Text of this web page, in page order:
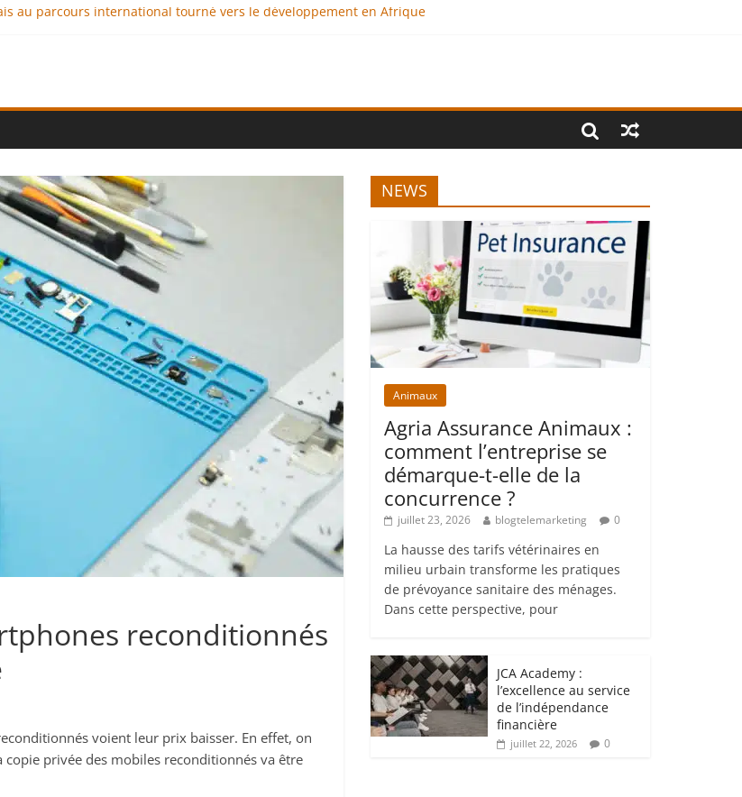
au parcours international tourné vers le développement en Afrique
de l’indépendance financière
comme moteur de coopération internationale
reconditionnés
voient leur prix baisser. En effet, on
privée des mobiles reconditionnés va être
NEWS
Animaux
Agria Assurance Animaux :
comment l’entreprise se
démarque-t-elle de la
concurrence ?
juillet 23, 2026 blogtelemarketing 0
La hausse des tarifs vétérinaires en
milieu urbain transforme les pratiques
de prévoyance sanitaire des ménages.
Dans cette perspective, pour
JCA Academy :
l’excellence au service
de l’indépendance
financière
juillet 22, 2026 0